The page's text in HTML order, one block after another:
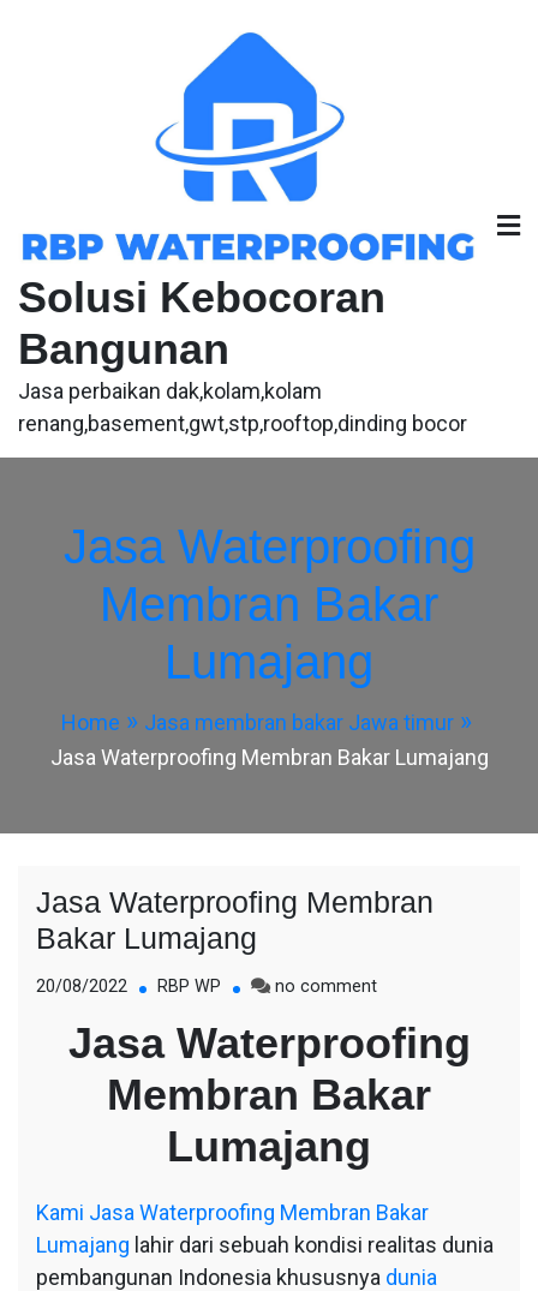
Solusi Kebocoran
Bangunan
Jasa perbaikan dak,kolam,kolam
renang,basement,gwt,stp,rooftop,dinding bocor
Jasa Waterproofing
Membran Bakar
Lumajang
Home
Jasa membran bakar Jawa timur
Jasa Waterproofing Membran Bakar Lumajang
Jasa Waterproofing Membran
Bakar Lumajang
20/08/2022 RBP WP no commenton
Waterproofing
Membran
Bakar
Lumajang
Jasa Waterproofing
Membran Bakar
Lumajang
Kami Jasa Waterproofing Membran Bakar
Lumajang lahir dari sebuah kondisi realitas dunia
pembangunan Indonesia khususnya dunia